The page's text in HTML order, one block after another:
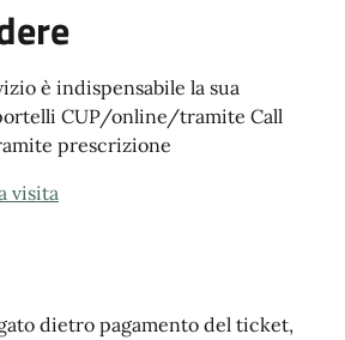
è indispensabile la sua
CUP/online/tramite Call
prescrizione
visita
dietro pagamento del ticket,